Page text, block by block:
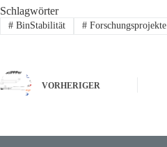
Schlagwörter
#BinStabilität #Forschungsprojekte
VORHERIGER